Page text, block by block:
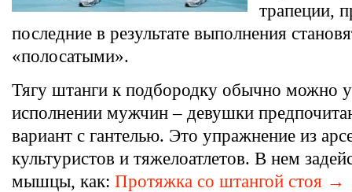
трапеции,
последние в результате выполнения
«полосатыми».
Тягу штанги к подбородку обычно можно
исполнении мужчин – девушки
вариант с гантелью. Это упражнение из
культуристов и тяжелоатлетов. В нем
мышцы, как: Протяжка со штангой стоя →